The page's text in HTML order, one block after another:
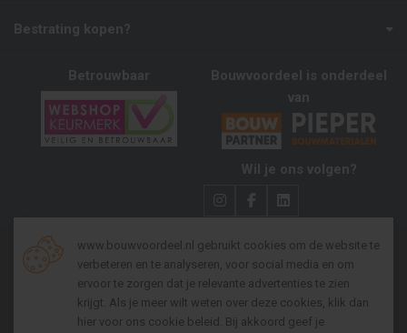
Bestrating kopen?
Betrouwbaar
Bouwvoordeel is onderdeel
van
Wil je ons volgen?
Algemene voorwaarden zakelijk
Algemene voorwaarden consumenten
www.bouwvoordeel.nl gebruikt cookies om de website te
verbeteren en te analyseren, voor social media en om
ervoor te zorgen dat je relevante advertenties te zien
krijgt. Als je meer wilt weten over deze cookies, klik dan
hier voor ons cookie beleid . Bij akkoord geef je